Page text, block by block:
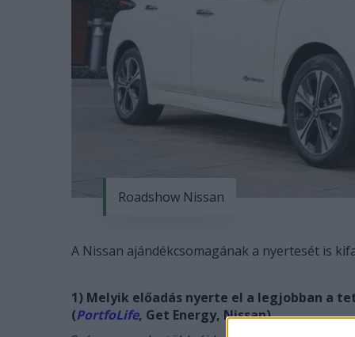
Roadshow Nissan
A Nissan ajándékcsomagának a nyertesét is
1) Melyik előadás nyerte el a legjobban a
(PortfoLife, Get Energy, Nissan)